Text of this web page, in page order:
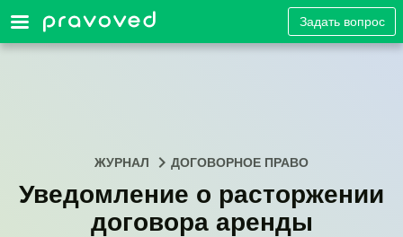
Задать вопрос
ЖУРНАЛ ДОГОВОРНОЕ ПРАВО
Уведомление о расторжении
договора аренды